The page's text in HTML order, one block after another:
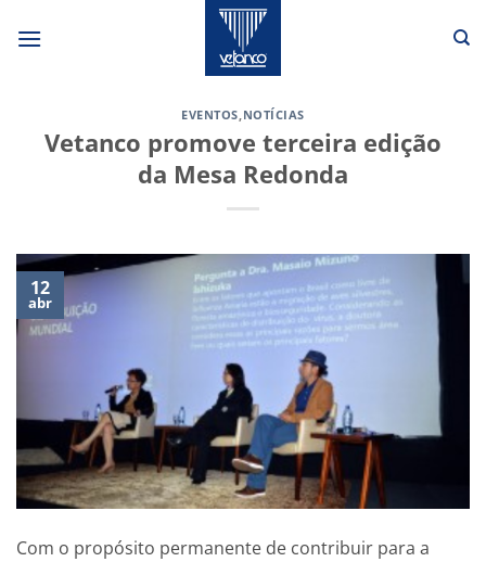
EVENTOS,NOTÍCIAS
Vetanco promove terceira edição
da Mesa Redonda
12
abr
Com o propósito permanente de contribuir para a